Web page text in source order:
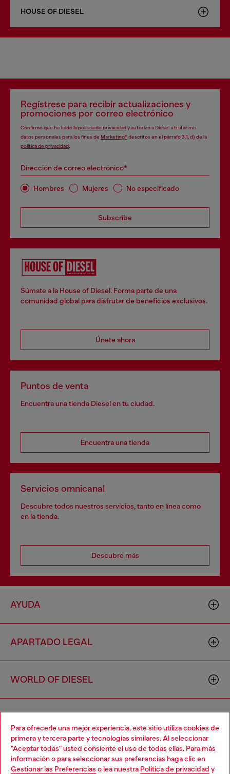
Para ofrecerle una mejor experiencia, este sitio utiliza cookies de
primera y tercera parte y tecnologías similares. Al seleccionar
"Aceptar todas" usted consiente el uso de todas ellas. Para más
información o para seleccionar sus preferencias haga clic en
Gestionar las Preferencias o lea nuestra Política de privacidad y
HOUSE OF DIESEL
Regístrese para recibir actualizaciones y
promociones por correo electrónico
Confirmo que he leído lapolítica de privacidady autorizo a Diesel a tratar mis
datos personales para los fines de Marketing*descritos en el párrafo 3.1, d) de la
política de privacidad
Dirección de correo electrónico*
Hombres Mujeres No especificado
Subscribe
Súmate a la House of Diesel. Forma parte de una
comunidad global para disfrutar de beneficios exclusivos.
Únete ahora
Puntos de venta
Encuentra una tienda Diesel en tu ciudad.
Encuentra una tienda
Servicios omnicanal
Descubre todos nuestros servicios, tanto en línea como
en la tienda.
Descubre más
AYUDA
APARTADO LEGAL
WORLD OF DIESEL
Choose your location